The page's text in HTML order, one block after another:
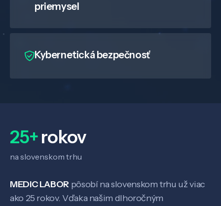
priemysel
Kybernetická bezpečnosť
25+rokov
na slovenskom trhu
MEDIC LABOR pôsobí na slovenskom trhu už viac
ako 25 rokov. Vďaka našim dlhoročným